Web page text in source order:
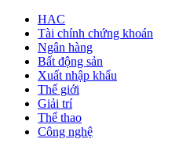
HAC
Tài chính chứng khoán
Ngân hàng
Bất động sản
Xuất nhập khẩu
Thế giới
Giải trí
Thể thao
Công nghệ